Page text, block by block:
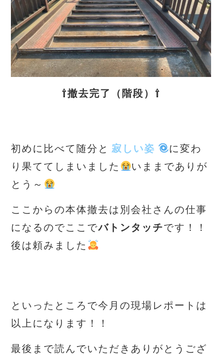
⇧撤去完了（階段）⇧
初めに比べて随分と 寂しい姿
に変わ
り果ててしまいました
いままでありが
とう～
ここからの本体撤去は別会社さんの仕事
になるのでここでバトンタッチです！！
後は頼みました
といったところで今月の現場レポートは
以上になります！！
最後まで読んでいただきありがとうござ